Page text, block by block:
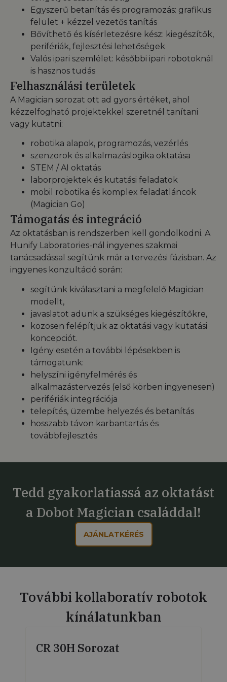
Egyszerű betanítás és programozás: grafikus
felület + kézzel vezetős tanítás
Bővíthető és kísérletezésre kész: kiegészítők,
perifériák, fejlesztési lehetőségek
Valós ipari szemlélet: későbbi ipari robotoknál
is hasznos tudás
Felhasználási területek
A Magician sorozat ott ad gyors értéket, ahol
kézzelfogható projektekkel szeretnél tanítani
vagy kutatni:
robotika alapok, programozás, vezérlés
szenzorok és alkalmazáslogika oktatása
STEM / AI oktatás
laborprojektek és kutatási feladatok
mobil robotika és komplex feladatláncok
(Magician Go)
Támogatás és integráció
Az oktatásban is rendszerben kell gondolkodni. A
Hunify Laboratories-nál ingyenes szakmai
tanácsadással segítünk már a tervezési fázisban. Az
ingyenes konzultáció során:
segítünk kiválasztani a megfelelő Magician
modellt,
javaslatot adunk a szükséges kiegészítőkre,
közösen felépítjük az oktatási vagy kutatási
koncepciót.
Igény esetén a további lépésekben is
támogatunk:
helyszíni igényfelmérés és
alkalmazástervezés (első körben ingyenesen)
perifériák integrációja
telepítés, üzembe helyezés és betanítás
hosszabb távon karbantartás és
továbbfejlesztés
Tedd gyakorlatiassá az oktatást
a Dobot Magician családdal!
AJÁNLATKÉRÉS
További kollaboratív robotok
kínálatunkban
CR 30H Sorozat